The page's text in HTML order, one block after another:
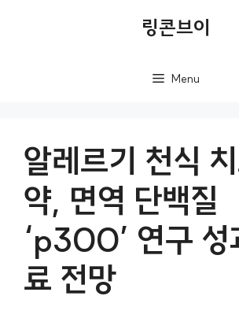
링콘브이
Menu
알레르기 천식
약, 면역 단백질
‘p300’ 연구 성
료 전망